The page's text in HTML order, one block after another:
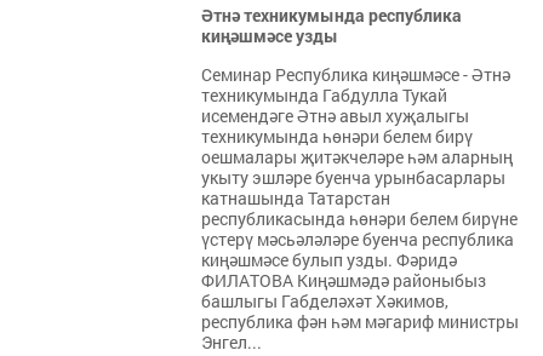
Әтнә техникумында республика
киңәшмәсе узды
Семинар Республика киңәшмәсе - Әтнә
техникумында Габдулла Тукай
исемендәге Әтнә авыл хуҗалыгы
техникумында һөнәри белем бирү
оешмалары җитәкчеләре һәм аларның
укыту эшләре буенча урынбасарлары
катнашында Татарстан
республикасында һөнәри белем бирүне
үстерү мәсьәләләре буенча республика
киңәшмәсе булып узды. Фәридә
ФИЛАТОВА Киңәшмәдә районыбыз
башлыгы Габделәхәт Хәкимов,
республика фән һәм мәгариф министры
Энгел...